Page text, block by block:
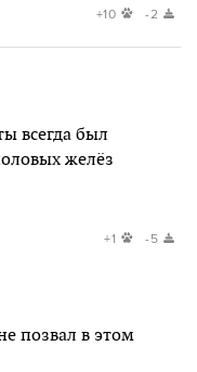
+10 -2
всегда был
желёз
+1 -5
позвал в этом